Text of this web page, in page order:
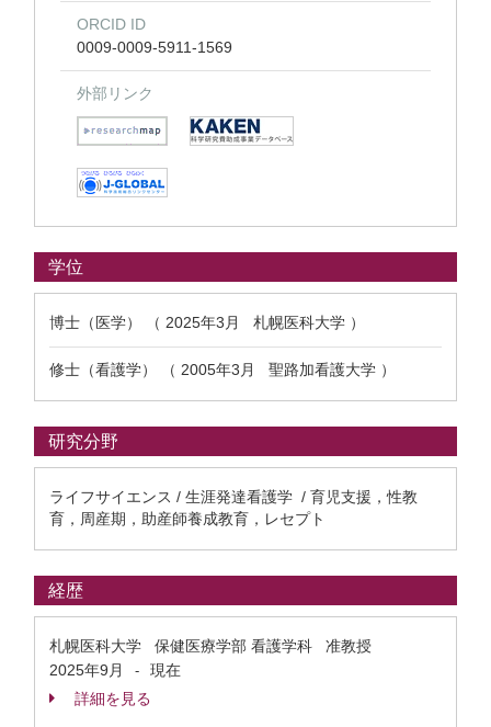
ORCID ID
0009-0009-5911-1569
外部リンク
学位
博士（医学） （ 2025年3月 札幌医科大学 ）
修士（看護学） （ 2005年3月 聖路加看護大学 ）
研究分野
ライフサイエンス / 生涯発達看護学 / 育児支援，性教
育，周産期，助産師養成教育，レセプト
経歴
札幌医科大学 保健医療学部 看護学科 准教授
2025年9月
-
現在
詳細を見る